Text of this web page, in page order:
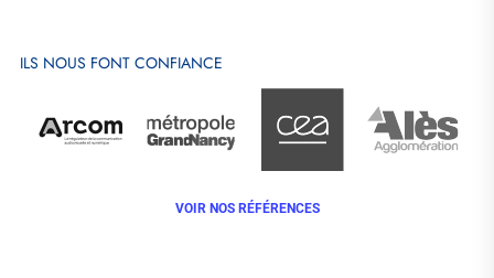
ILS NOUS FONT CONFIANCE
VOIR NOS RÉFÉRENCES